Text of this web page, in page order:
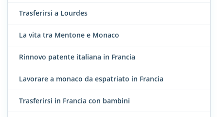
Trasferirsi a Lourdes
La vita tra Mentone e Monaco
Rinnovo patente italiana in Francia
Lavorare a monaco da espatriato in Francia
Trasferirsi in Francia con bambini